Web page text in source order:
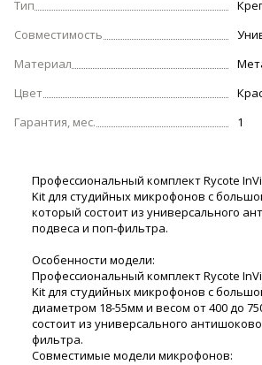
Тип
Совместимость
Материал
Цвет
Гарантия, мес.
1
Профессиональный комплект Rycote
Kit для студийных микрофонов с
который состоит из универсального
подвеса и поп-фильтра.
Особенности модели:
Профессиональный комплект Rycote
Kit для студийных микрофонов с
диаметром 18-55мм и весом от 400 до
состоит из универсального
фильтра.
Совместимые модели микрофонов: